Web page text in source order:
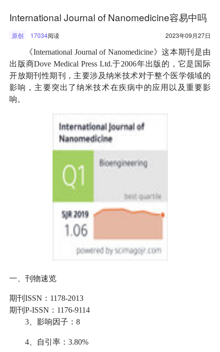
International Journal of Nanomedicine容易中吗
原创 17034阅读 2023年09月27日
《International Journal of Nanomedicine》这本期刊是由
出版商Dove Medical Press Ltd.于2006年出版的，它是国际
开放期刊性期刊，主要涉及纳米技术对于整个医学领域的
影响，主要突出了纳米技术在疾病中的应用以及重要影
响。
一、刊物速览
期刊ISSN：1178-2013
期刊P-ISSN：1176-9114
3、影响因子：8
4、自引率：3.80%